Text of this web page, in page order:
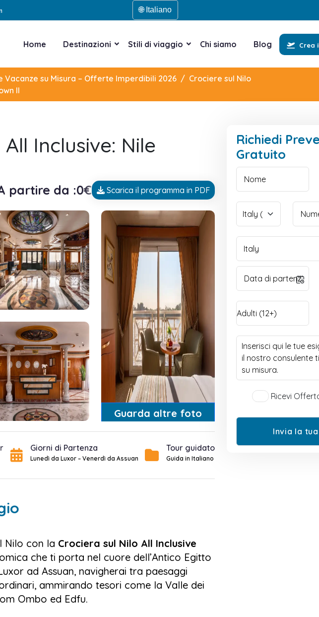
🌐 Italiano
Home Destinazioni Stili di viaggio Chi siamo Blog Crea
Vacanze su Misura – Offerte Imperdibili 2026
Crociere sul Nilo
II
Inclusive: Nile
partire da :0€ Scarica il programma in PDF
Guarda altre foto
Giorni di Partenza
Lunedì da Luxor – Venerdì da Assuan
Tour guidato
Guida in Italiano
Nilo con la Crociera sul Nilo All Inclusive
che ti porta nel cuore dell’Antico Egitto
ad Assuan, navigherai tra paesaggi
ammirando tesori come la Valle dei
Ombo ed Edfu.
Richiedi
Gratuito
Ricevi